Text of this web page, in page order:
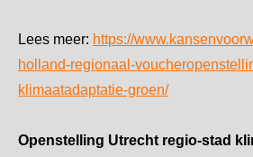
Lees meer: https://
holland-regionaal-
klimaatadaptatie-groen/
Openstelling Utrecht regio-stad